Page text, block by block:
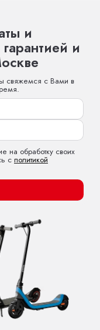
и
и
свяжемся с Вами в
на обработку своих
с политикой